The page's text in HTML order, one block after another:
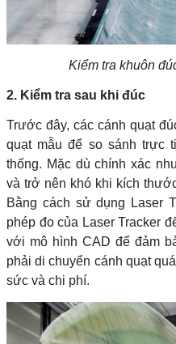
Kiểm tra khuôn
2. Kiểm tra sau khi đúc
Trước đây, các cánh quạt
quạt mẫu để so sánh trực
thống. Mặc dù chính xác
và trở nên khó khi kích
Bằng cách sử dụng Laser
phép đo của Laser Tracker
với mô hình CAD để đảm
phải di chuyển cánh quạt
sức và chi phí.